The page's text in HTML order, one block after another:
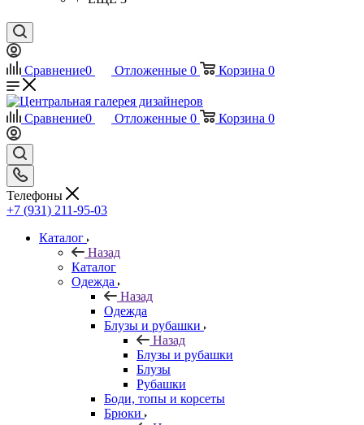
Сравнение0 Отложенные 0 Корзина 0
Сравнение0 Отложенные 0 Корзина 0
Телефоны
+7 (931) 211-95-03
Каталог
Назад
Каталог
Одежда
Назад
Одежда
Блузы и рубашки
Назад
Блузы и рубашки
Блузы
Рубашки
Боди, топы и корсеты
Брюки